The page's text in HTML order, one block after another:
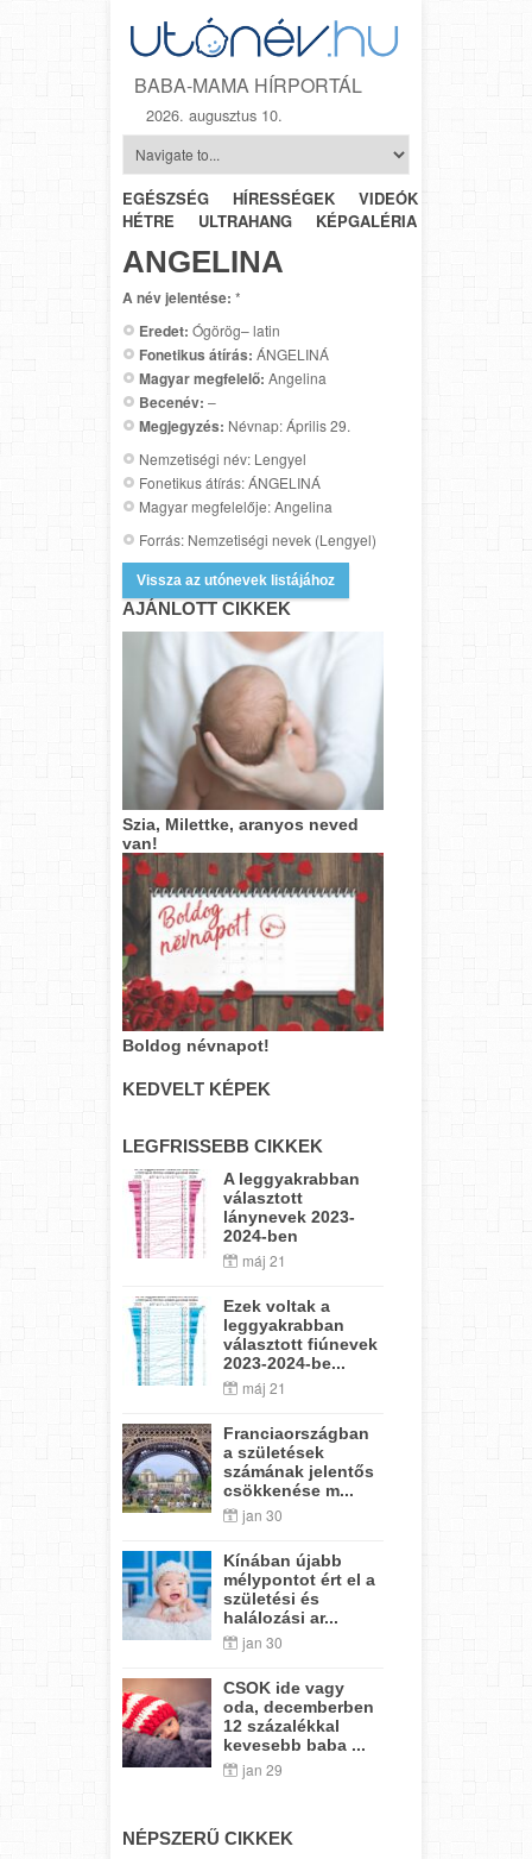
BABA-MAMA HÍRPORTÁL
2026. augusztus 10.
EGÉSZSÉG HÍRESSÉGEK VIDEÓK
HÉTRŐL-
HÉTRE
ULTRAHANG KÉPGALÉRIA
ANGELINA
A név jelentése: *
Eredet: Ógörög– latin
Fonetikus átírás: ÁNGELINÁ
Magyar megfelelő: Angelina
Becenév: –
Megjegyzés: Névnap: Április 29.
Nemzetiségi név: Lengyel
Fonetikus átírás: ÁNGELINÁ
Magyar megfelelője: Angelina
Forrás: Nemzetiségi nevek (Lengyel)
Vissza az utónevek listájához
AJÁNLOTT CIKKEK
Szia, Milettke, aranyos neved
van!
Boldog névnapot!
KEDVELT KÉPEK
LEGFRISSEBB CIKKEK
A leggyakrabban
választott
lánynevek 2023-
2024-ben
máj 21
Ezek voltak a
leggyakrabban
választott fiúnevek
2023-2024-be...
máj 21
Franciaországban
a születések
számának jelentős
csökkenése m...
jan 30
Kínában újabb
mélypontot ért el a
születési és
halálozási ar...
jan 30
CSOK ide vagy
oda, decemberben
12 százalékkal
kevesebb baba ...
jan 29
NÉPSZERŰ CIKKEK